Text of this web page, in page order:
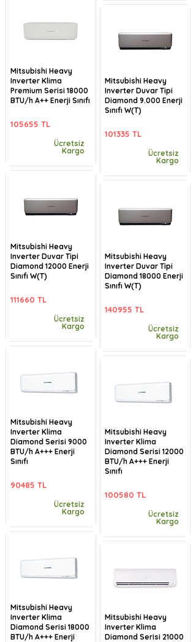
Mitsubishi Heavy
Inverter Klima
Premium Serisi 18000
BTU/h A++ Enerji Sınıfı
105655 TL
Ücretsiz
Kargo
Mitsubishi Heavy
Inverter Duvar Tipi
Diamond 12000 Enerji
Sınıfı W(T)
111660 TL
Ücretsiz
Kargo
Mitsubishi Heavy
Inverter Klima
Diamond Serisi 9000
BTU/h A+++ Enerji
Sınıfı
90485 TL
Ücretsiz
Kargo
Mitsubishi Heavy
Inverter Klima
Diamond Serisi 18000
BTU/h A+++ Enerji
Mitsubishi Heavy
Inverter Duvar Tipi
Diamond 9.000 Enerji
Sınıfı W(T)
101335 TL
Ücretsiz
Kargo
Mitsubishi Heavy
Inverter Duvar Tipi
Diamond 18000 Enerji
Sınıfı W(T)
140955 TL
Ücretsiz
Kargo
Mitsubishi Heavy
Inverter Klima
Diamond Serisi 12000
BTU/h A+++ Enerji
Sınıfı
100580 TL
Ücretsiz
Kargo
Mitsubishi Heavy
Inverter Klima
Diamond Serisi 21000